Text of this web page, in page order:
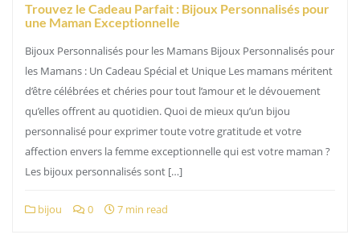
Trouvez le Cadeau Parfait : Bijoux Personnalisés pour
une Maman Exceptionnelle
Bijoux Personnalisés pour les Mamans Bijoux Personnalisés pour
les Mamans : Un Cadeau Spécial et Unique Les mamans méritent
d’être célébrées et chéries pour tout l’amour et le dévouement
qu’elles offrent au quotidien. Quoi de mieux qu’un bijou
personnalisé pour exprimer toute votre gratitude et votre
affection envers la femme exceptionnelle qui est votre maman ?
Les bijoux personnalisés sont […]
bijou 0 7 min read